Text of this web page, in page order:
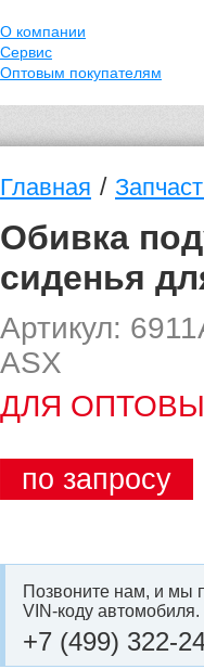
О компании
Сервис
Оптовым покупателям
Главная /
Обивка
сиденья
Артикул:
ASX
ДЛЯ
по запросу
Позвоните нам, и мы
VIN-коду автомобиля.
+7 (499) 322-